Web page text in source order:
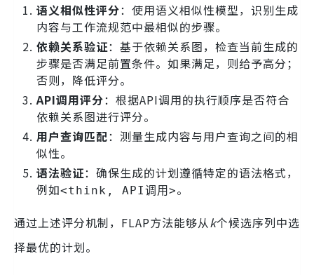
语义相似性评分：使用语义相似性模型，识别生成
内容与工作流规范中最相似的步骤。
依赖关系验证：基于依赖关系图，检查当前生成的
步骤是否满足前置条件。如果满足，则给予高分；
否则，降低评分。
API调用评分：根据API调用的执行顺序是否符合
依赖关系图进行评分。
用户查询匹配：测量生成内容与用户查询之间的相
似性。
语法验证：确保生成的计划遵循特定的语法格式，
例如<think, API调用>。
通过上述评分机制，FLAP方法能够从k个候选序列中选
择最优的计划。